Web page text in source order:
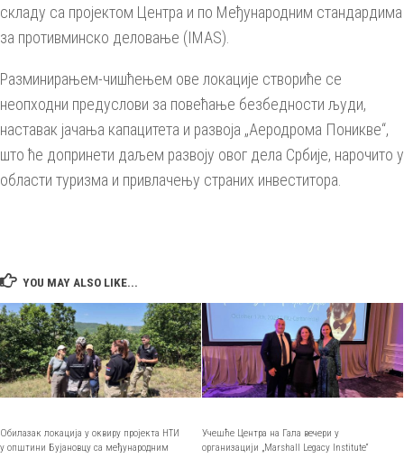
складу са пројектом Центра и по Међународним стандардима
за противминско деловање (IMAS).
Разминирањем-чишћењем ове локације створиће се
неопходни предуслови за повећање безбедности људи,
наставак јачања капацитета и развоја „Аеродрома Поникве“,
што ће допринети даљем развоју овог дела Србије, нарочито у
области туризма и привлачењу страних инвеститора.
YOU MAY ALSO LIKE...
Обилазак локација у оквиру пројекта НТИ
у општини Бујановцу са међународним
Учешће Центра на Гала вечери у
организацији „Маrshall Legacy Institute“